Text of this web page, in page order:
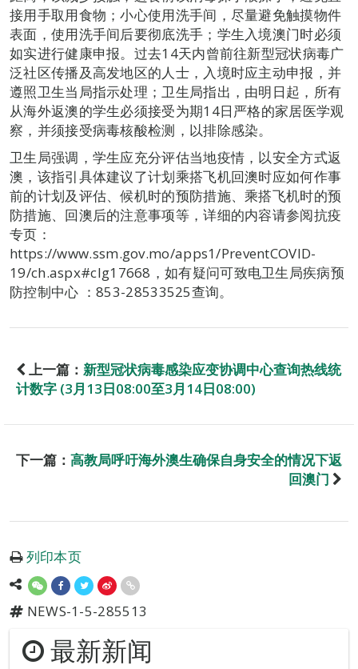
接用手取用食物；小心使用洗手间，尽量避免触摸物件
表面，使用洗手间后要彻底洗手；学生入境澳门时必须
如实进行健康申报。过去14天内曾前往新型冠状病毒广
泛社区传播及高发地区的人士，入境时应主动申报，并
遵照卫生当局指示处理；卫生局指出，由明日起，所有
从海外返澳的学生必须接受为期14日严格的家居医学观
察，并须接受病毒核酸检测，以排除感染。
卫生局强调，学生应充分评估当地疫情，以安全方式返
澳，该指引具体建议了计划乘搭飞机回澳时应如何作事
前的计划及评估、候机时的预防措施、乘搭飞机时的预
防措施、回澳后的注意事项等，详细的内容请参阅抗疫
专页：
https://www.ssm.gov.mo/apps1/PreventCOVID-
19/ch.aspx#clg17668，如有疑问可致电卫生局疾病预
防控制中心 ：853-28533525查询。
上一篇： 新型冠状病毒感染应变协调中心查询热线统
计数字 (3月13日08:00至3月14日08:00)
下一篇： 高教局呼吁海外澳生确保自身安全的情况下返
回澳门
列印本页
NEWS-1-5-285513
最新新闻